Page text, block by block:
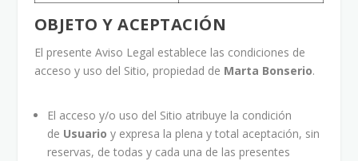
OBJETO Y ACEPTACIÓN
El presente Aviso Legal establece las condiciones de
acceso y uso del Sitio, propiedad de Marta Bonserio.
El acceso y/o uso del Sitio atribuye la condición
de Usuario y expresa la plena y total aceptación, sin
reservas, de todas y cada una de las presentes